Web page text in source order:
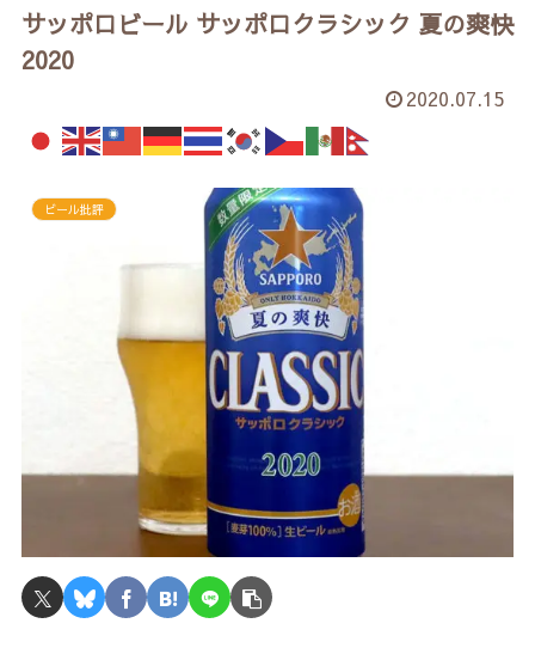
サッポロビール サッポロクラシック 夏の爽快
2020
2020.07.15
ビール批評